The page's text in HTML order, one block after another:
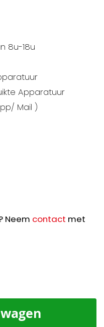
8u-18u
Apparatuur
Mail )
Neem contact met